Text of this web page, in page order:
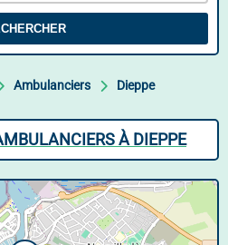
Ambulanciers Dieppe
À DIEPPE